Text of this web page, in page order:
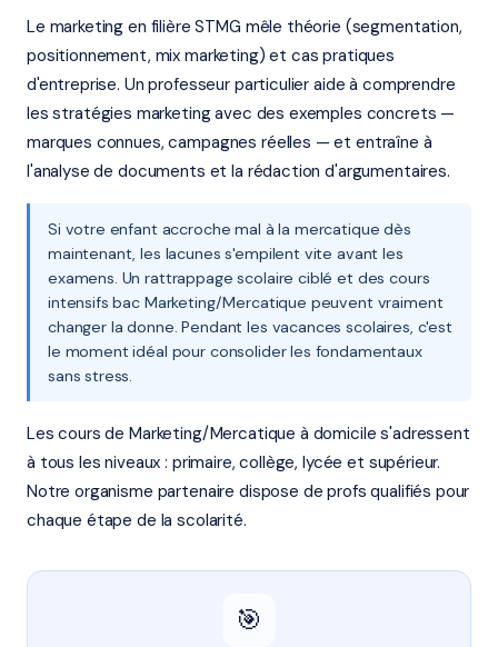
Le marketing en filière STMG mêle théorie (segmentation,
positionnement, mix marketing) et cas pratiques
d'entreprise. Un professeur particulier aide à comprendre
les stratégies marketing avec des exemples concrets —
marques connues, campagnes réelles — et entraîne à
l'analyse de documents et la rédaction d'argumentaires.
Si votre enfant accroche mal à la mercatique dès
maintenant, les lacunes s'empilent vite avant les
examens. Un rattrappage scolaire ciblé et des cours
intensifs bac Marketing/Mercatique peuvent vraiment
changer la donne. Pendant les vacances scolaires, c'est
le moment idéal pour consolider les fondamentaux
sans stress.
Les cours de Marketing/Mercatique à domicile s'adressent
à tous les niveaux : primaire, collège, lycée et supérieur.
Notre organisme partenaire dispose de profs qualifiés pour
chaque étape de la scolarité.
🎯